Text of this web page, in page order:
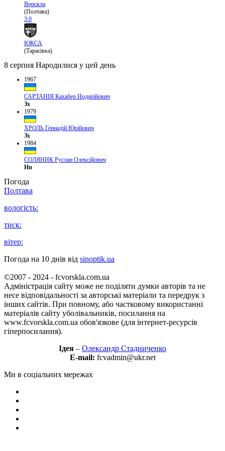
Ворскла
(Полтава)
3:0
ЮКСА
(Тарасівка)
8 серпня Народилися у цей день
1967
САРТАНІЯ Кахабер Нодарійович
Зх
1979
ХРОЛЬ Геннадій Юрійович
Зх
1984
СОЛЯНИК Руслан Олексійович
Нп
Погода
Полтава
вологість:
тиск:
вітер:
Погода на 10 днів від sinoptik.ua
©2007 - 2024 - fcvorskla.com.ua
Адміністрація сайту може не поділяти думки авторів та не
несе відповідальності за авторські матеріали та передрук з
інших сайтів. При повному, або частковому використанні
матеріалів сайту уболівальників, посилання на
www.fcvorskla.com.ua обов'язкове (для інтернет-ресурсів
гіперпосилання).
Ідея – Олександр Стадниченко
E-mail: fcvadmin@ukr.net
Ми в соціальних мережах